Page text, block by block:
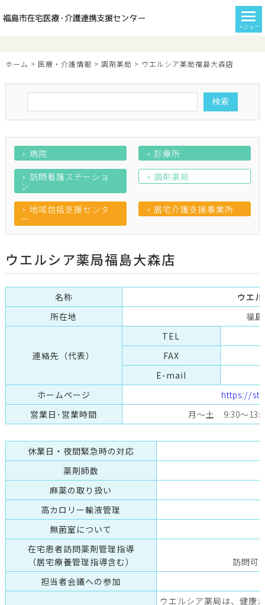
メニュー
ホーム > 医療・介護情報 > 調剤薬局 > ウエルシア薬局福島大森店
病院
診療所
訪問看護ステーショ
ン
調剤薬局
地域包括支援センタ
ー
居宅介護支援事業所
ウエルシア薬局福島大森店
名称
ウエ
所在地
福
連絡先（代表）
TEL
FAX
E-mail
ホームページ
https://
営業日･営業時間
月～土 9:30～
休業日・夜間緊急時の対応
薬剤師数
麻薬の取り扱い
高カロリー輸液管理
無菌室について
在宅患者訪問薬剤管理指導
（居宅療養管理指導含む）
訪問可
担当者会議への参加
ウエルシア薬局は、健康